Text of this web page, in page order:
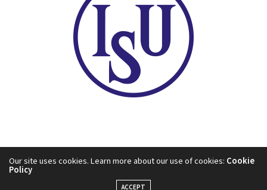
Our site uses cookies. Learn more about our use of cookies: Cookie
Policy
ACCEPT